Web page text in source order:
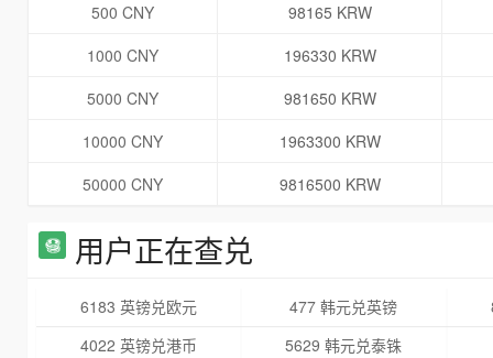
500 CNY
98165 KRW
1000 CNY
196330 KRW
5000 CNY
981650 KRW
10000 CNY
1963300 KRW
50000 CNY
9816500 KRW
用户正在查兑
6183 英镑兑欧元 477 韩元兑英镑
4022 英镑兑港币
5629 韩元兑泰铢